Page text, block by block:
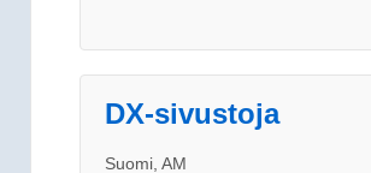
DX-sivustoja
Suomi, AM